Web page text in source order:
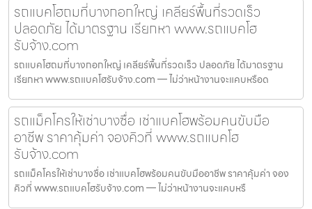
รถแบคโฮถมที่บางกอกใหญ่ เคลียร์พื้นที่รวดเร็ว
ปลอดภัย ได้มาตรฐาน เรียกหา www.รถแบคโฮ
รับจ้าง.com
รถแบคโฮถมที่บางกอกใหญ่ เคลียร์พื้นที่รวดเร็ว ปลอดภัย ได้มาตรฐาน
เรียกหา www.รถแบคโฮรับจ้าง.com — ไม่ว่าหน้างานจะแคบหรือด
รถแม็คโครให้เช่าบางซื่อ เช่าแบคโฮพร้อมคนขับมือ
อาชีพ ราคาคุ้มค่า จองคิวที่ www.รถแบคโฮ
รับจ้าง.com
รถแม็คโครให้เช่าบางซื่อ เช่าแบคโฮพร้อมคนขับมืออาชีพ ราคาคุ้มค่า จอง
คิวที่ www.รถแบคโฮรับจ้าง.com — ไม่ว่าหน้างานจะแคบหรื